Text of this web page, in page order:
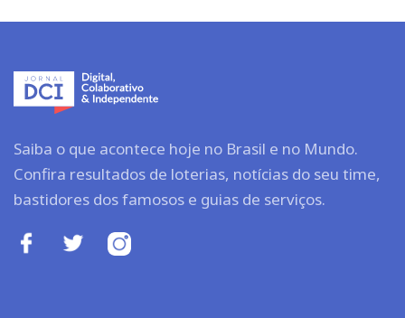
Saiba o que acontece hoje no Brasil e no Mundo.
Confira resultados de loterias, notícias do seu time,
bastidores dos famosos e guias de serviços.